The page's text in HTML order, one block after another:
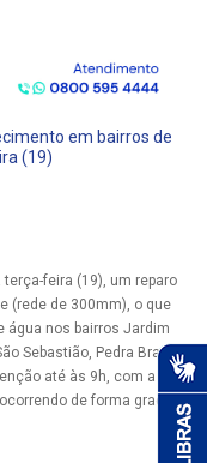
em bairros de
(19)
feira (19), um reparo
(rede de 300mm), o que
água nos bairros Jardim
Sebastião, Pedra Branca
até às 9h, com a
de forma gradual